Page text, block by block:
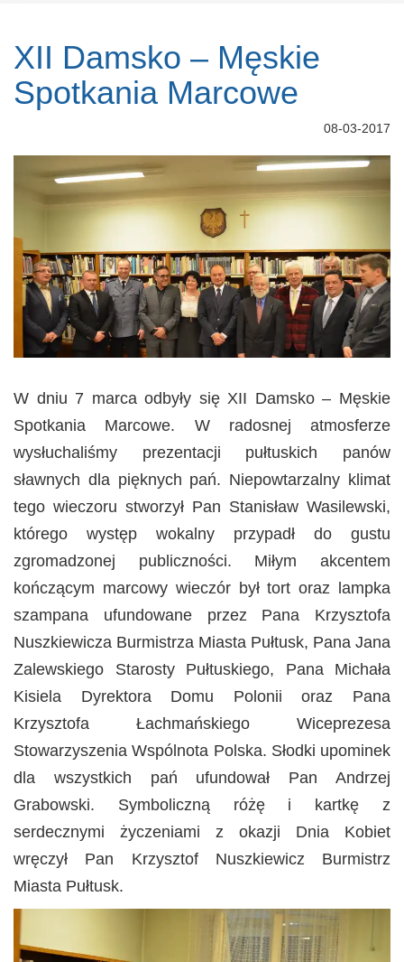
XII Damsko – Męskie
Spotkania Marcowe
08-03-2017
W dniu 7 marca odbyły się XII Damsko – Męskie
Spotkania Marcowe. W radosnej atmosferze
wysłuchaliśmy prezentacji pułtuskich panów
sławnych dla pięknych pań. Niepowtarzalny klimat
tego wieczoru stworzył Pan Stanisław Wasilewski,
którego występ wokalny przypadł do gustu
zgromadzonej publiczności. Miłym akcentem
kończącym marcowy wieczór był tort oraz lampka
szampana ufundowane przez Pana Krzysztofa
Nuszkiewicza Burmistrza Miasta Pułtusk, Pana Jana
Zalewskiego Starosty Pułtuskiego, Pana Michała
Kisiela Dyrektora Domu Polonii oraz Pana
Krzysztofa Łachmańskiego Wiceprezesa
Stowarzyszenia Wspólnota Polska. Słodki upominek
dla wszystkich pań ufundował Pan Andrzej
Grabowski. Symboliczną różę i kartkę z
serdecznymi życzeniami z okazji Dnia Kobiet
wręczył Pan Krzysztof Nuszkiewicz Burmistrz
Miasta Pułtusk.